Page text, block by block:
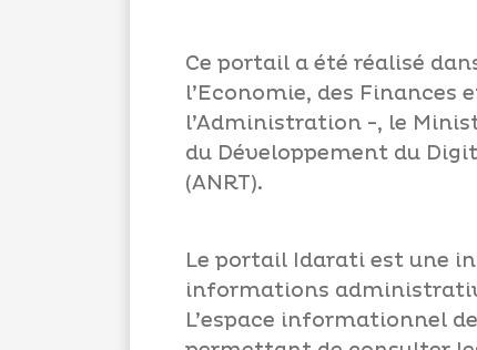
Ce portail a été réalisé
l’Economie, des
l’Administration -, le
du Développement du
(ANRT).
Le portail Idarati est une
informations
L’espace informationnel